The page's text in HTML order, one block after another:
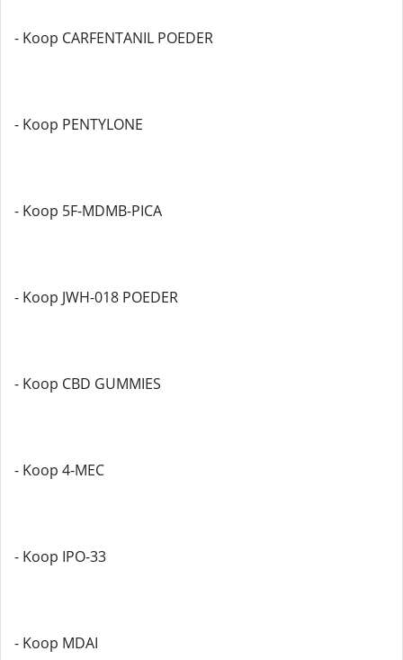
- Koop CARFENTANIL POEDER
- Koop PENTYLONE
- Koop 5F-MDMB-PICA
- Koop JWH-018 POEDER
- Koop CBD GUMMIES
- Koop 4-MEC
- Koop IPO-33
- Koop MDAI